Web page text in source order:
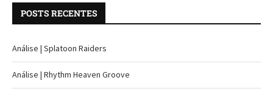
POSTS RECENTES
Análise | Splatoon Raiders
Análise | Rhythm Heaven Groove